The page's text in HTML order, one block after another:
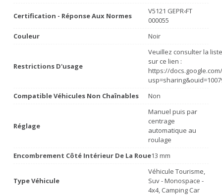
Certification - Réponse Aux Normes
V5121 GEPR‹FT
000055
Couleur
Noir
Restrictions D'usage
Veuillez consulter la
sur ce lien :
https://
Compatible Véhicules Non Chaînables
Non
Réglage
Manuel puis par
centrage
automatique au
roulage
Encombrement Côté Intérieur De La Roue13 mm
Type Véhicule
Véhicule Tourisme,
Suv - Monospace -
4x4, Camping Car